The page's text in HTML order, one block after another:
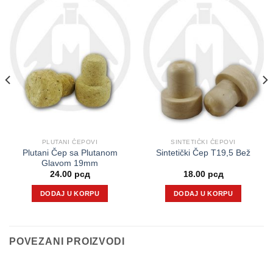
PLUTANI ČEPOVI
Plutani Čep sa Plutanom
Glavom 19mm
24.00 рсд
DODAJ U KORPU
SINTETIČKI ČEPOVI
Sintetički Čep T19,5 Bež
18.00 рсд
DODAJ U KORPU
POVEZANI PROIZVODI